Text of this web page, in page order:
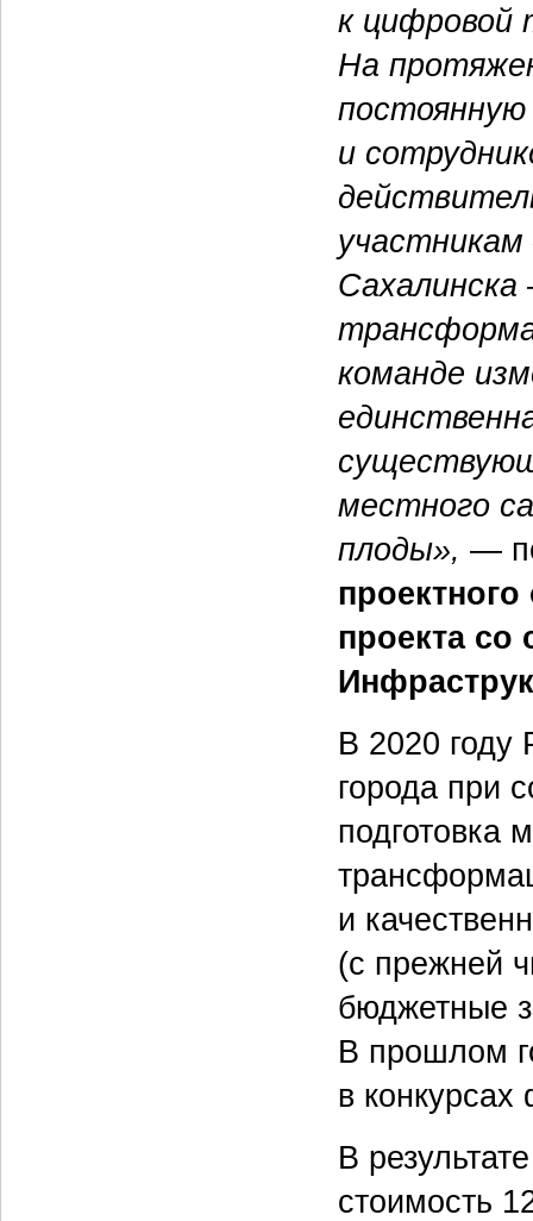
к цифровой
На
постоянную
и
команде
местного
плоды», —
проекта
В 2020 году
города при
подготовка
и
(с прежней
бюджетные
В прошлом
в
В
стоимость